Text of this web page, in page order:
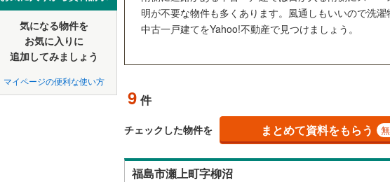
気になる物件を
お気に入りに
追加してみましょう
マイページの便利な使い方
明が不要な物件も多くあります。風通しもいいので洗
中古一戸建てをYahoo!不動産で見つけましょう。
9 件
チェックした物件を まとめて資料をもらう
福島市瀬上町字柳沼
近畿 大阪 兵庫
中国 鳥取 島根
福岡 佐賀
伊達郡川俣町 (1)
岩瀬郡天栄村( 0)
南会津郡只見町(0)
河沼郡会津坂下町(0)
大沼郡三島町(0)
( ) ( 2) ( 5)
ＴＶモニタ付インター
（7）
間取り、居室全体
二世帯向け（0）
サービスルーム（納戸）